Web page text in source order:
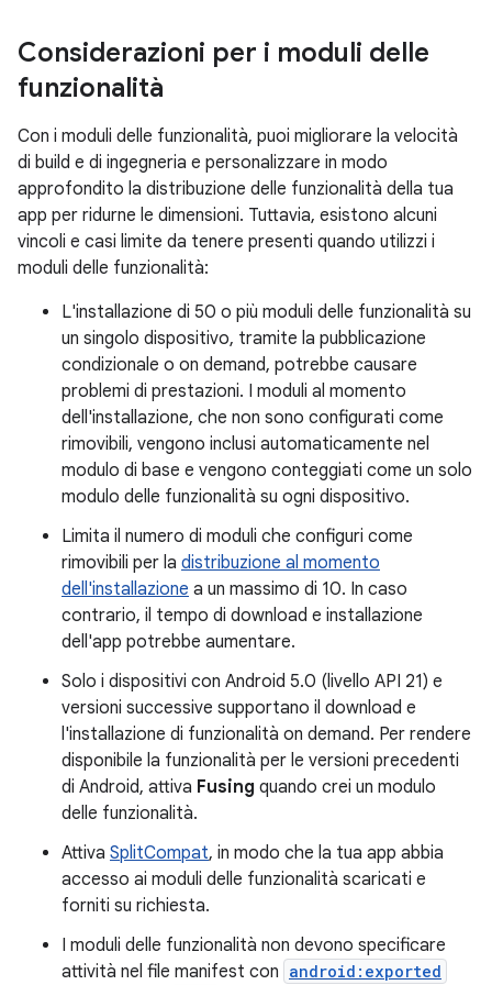
Considerazioni per i moduli delle
funzionalità
Con i moduli delle funzionalità, puoi migliorare la velocità
di build e di ingegneria e personalizzare in modo
approfondito la distribuzione delle funzionalità della tua
app per ridurne le dimensioni. Tuttavia, esistono alcuni
vincoli e casi limite da tenere presenti quando utilizzi i
moduli delle funzionalità:
L'installazione di 50 o più moduli delle funzionalità su
un singolo dispositivo, tramite la pubblicazione
condizionale o on demand, potrebbe causare
problemi di prestazioni. I moduli al momento
dell'installazione, che non sono configurati come
rimovibili, vengono inclusi automaticamente nel
modulo di base e vengono conteggiati come un solo
modulo delle funzionalità su ogni dispositivo.
Limita il numero di moduli che configuri come
rimovibili per la distribuzione al momento
dell'installazione a un massimo di 10. In caso
contrario, il tempo di download e installazione
dell'app potrebbe aumentare.
Solo i dispositivi con Android 5.0 (livello API 21) e
versioni successive supportano il download e
l'installazione di funzionalità on demand. Per rendere
disponibile la funzionalità per le versioni precedenti
di Android, attiva Fusing quando crei un modulo
delle funzionalità.
Attiva SplitCompat, in modo che la tua app abbia
accesso ai moduli delle funzionalità scaricati e
forniti su richiesta.
I moduli delle funzionalità non devono specificare
attività nel file manifest con android:exported